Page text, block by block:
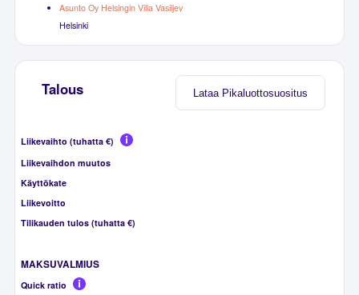
Asunto Oy Helsingin Villa Vasiljev
Helsinki
Lataa Pikaluottosuositus
Talous
Liikevaihto (tuhatta €)
Liikevaihdon muutos
Käyttökate
Liikevoitto
Tilikauden tulos (tuhatta €)
MAKSUVALMIUS
Quick ratio